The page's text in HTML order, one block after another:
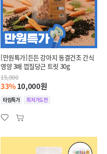
[만원특가]든든 강아지 동결건조 간식
영양 3배 껍질당근 트릿 30g
15,000
33%10,000원
타임특가 최저가도전